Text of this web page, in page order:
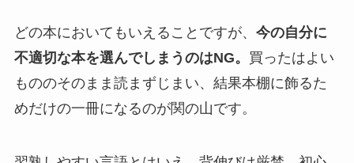
どの本においてもいえることですが、 今の自分に
不適切な本を選んでしまうのはNG。 買ったはよい
もののそのまま読まずじまい、結果本棚に飾るた
めだけの一冊になるのが関の山です。